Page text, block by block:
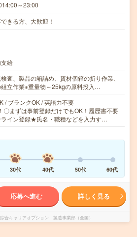
～23:00
きる方、大歓迎！
給
査、製品の箱詰め、資材個箱の折り作業、
立作業※重量物～25kgの原料投入…
/ ブランクOK / 英語力不要
まずは事前登録だけでもOK！履歴書不要
ライン登録★氏名・職種などを入力す…
30代 40代 50代 60代
応募へ進む 詳しく見る
合キャリアオプション 製造事業部（全国）